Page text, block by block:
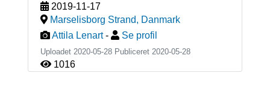
2019-11-17
Marselisborg Strand, Danmark
Attila Lenart - Se profil
Uploadet 2020-05-28 Publiceret 2020-05-28
1016